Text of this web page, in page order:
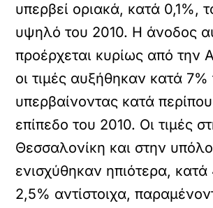
υπερβεί οριακά, κατά 0,1%,
υψηλό του 2010. Η άνοδος
προέρχεται κυρίως από την
οι τιμές αυξήθηκαν κατά 7%
υπερβαίνοντας κατά
επίπεδο του 2010. Οι τιμές
Θεσσαλονίκη και στην
ενισχύθηκαν ηπιότερα, κατά
2,5% αντίστοιχα,